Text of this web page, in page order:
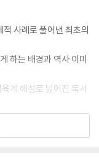
란을 제압한 주아부
의 이름을 빛낸 손빈
의 우회 전략
리장성 축조
가의 존망이 달린 일
를 위해서는 다섯 가지
교함으로써 승패를 파
과 한마음 한뜻이 되어
것이다. … 장수는 이
를 파악한 자만이 전쟁
사례로 풀어낸 최초의
하는 배경과 역사 이미
계 해설로 넓어진 독서
족할 수 있는 엄밀성과